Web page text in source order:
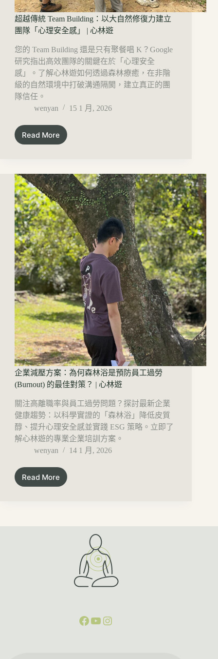
超越傳統 Team Building：以大自然修復力建立
團隊「心理安全感」 | 心林遊
您的 Team Building 還是只有聚餐唱 K？Google
研究指出高效團隊的關鍵在於「心理安全
感」。了解心林遊如何透過森林療癒，在非階
級的自然環境中打破溝通隔閡，建立真正的團
隊信任。
wenyan
15 1 月, 2026
Read More
企業減壓方案：為何森林浴是預防員工過勞
(Burnout) 的最佳對策？ | 心林遊
關注高離職率與員工過勞問題？探討最新企業
健康趨勢：以科學實證的「森林浴」降低皮質
醇、提升心理安全感並實踐 ESG 策略。立即了
解心林遊的專業企業培訓方案。
wenyan
14 1 月, 2026
Read More